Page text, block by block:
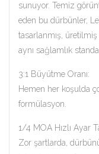
sunuyor. Temiz
eden bu dürbünler,
tasarlanmış,
aynı sağlamlık
3:1 Büyütme Oranı:
Hemen her koşulda
formülasyon.
1/4 MOA Hızlı Ayar
Zor şartlarda,